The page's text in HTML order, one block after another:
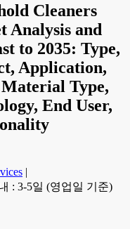
Cleaners
Analysis and
to 2035: Type,
Application,
Type,
End User,
|
: 3-5일 (영업일 기준)